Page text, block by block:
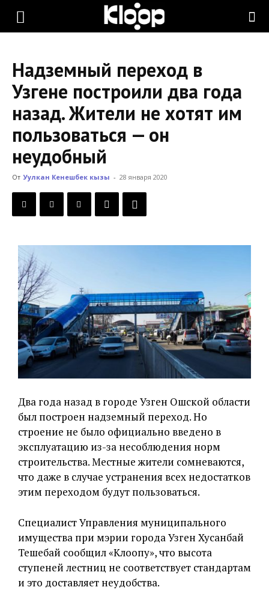
KLOOP.KG
Новости
Кыргызстана
Надземный переход в
Узгене построили два года
назад. Жители не хотят им
пользоваться — он
неудобный
От Уулкан Кенешбек кызы - 28 января 2020
Два года назад в городе Узген Ошской области
был построен надземный переход. Но
строение не было официально введено в
эксплуатацию из-за несоблюдения норм
строительства. Местные жители сомневаются,
что даже в случае устранения всех недостатков
этим переходом будут пользоваться.
Специалист Управления муниципального
имущества при мэрии города Узген Хусанбай
Тешебай сообщил «Клоопу», что высота
ступеней лестниц не соответствует стандартам
и это доставляет неудобства.